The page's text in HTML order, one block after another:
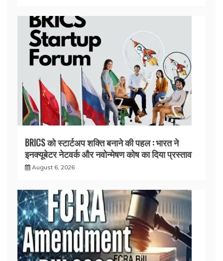
BRICS को स्टार्टअप शक्ति बनाने की पहल : भारत ने
इनक्यूबेटर नेटवर्क और नवोन्मेषण कोष का दिया प्रस्ताव
August 6, 2026